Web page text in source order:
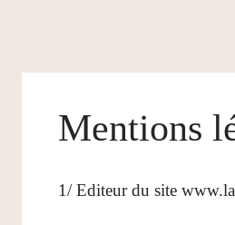
Mentions
1/ Editeur du site